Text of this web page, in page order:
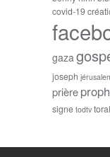
covid-19
gaza
joseph
prière
signe todtv